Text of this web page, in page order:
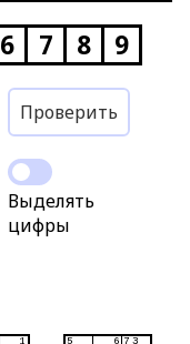
6 7 8 9
Проверить
Выделять
цифры